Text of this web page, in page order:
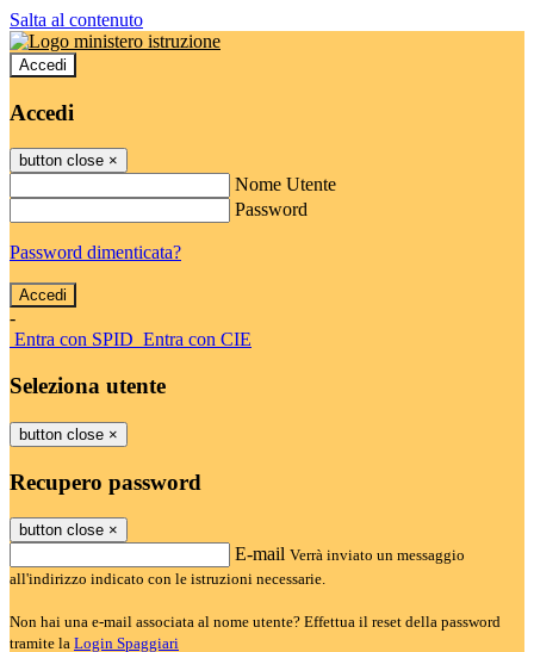
Salta al contenuto
Accedi
Accedi
button close ×
Nome Utente
Password
Password dimenticata?
-
Entra con SPID Entra con CIE
Seleziona utente
button close ×
Recupero password
button close ×
E-mail Verrà inviato un messaggio
all'indirizzo indicato con le istruzioni necessarie.
Non hai una e-mail associata al nome utente? Effettua il reset della password
tramite la Login Spaggiari